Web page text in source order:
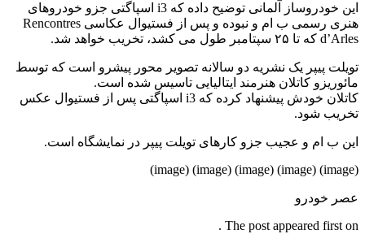
این خودروساز آلمانی توضیح داده که i3 اسپاگتی جزو خودروهای
هنری رسمی ب ام و نبوده و پس از فستیوال عکاسی Rencontres
d’Arles که تا ۲۵ سپتامبر طول می کشد، تخریب خواهد شد.
تویلت پیپر یک نشریه دو سالانه تصویر محور پیشرو است که توسط
مائوریزو کاتلان هنرمند ایتالیایی تاسیس شده است.
کاتلان خودش پیشنهاد کرده که i3 اسپاگتی پس از فستیوال عکس
تخریب شود.
این ب ام و عجیب جزو کارهای تویلت پیپر در نمایشگاه است.
(image) (image) (image) (image) (image)
عصر خودرو
The post appeared first on .